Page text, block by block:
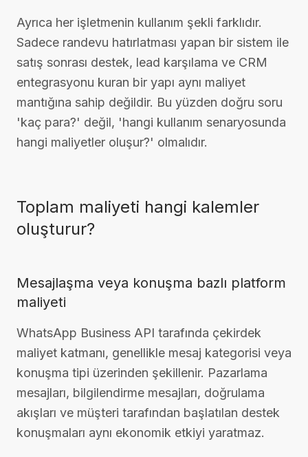
Ayrıca her işletmenin kullanım şekli farklıdır.
Sadece randevu hatırlatması yapan bir sistem ile
satış sonrası destek, lead karşılama ve CRM
entegrasyonu kuran bir yapı aynı maliyet
mantığına sahip değildir. Bu yüzden doğru soru
'kaç para?' değil, 'hangi kullanım senaryosunda
hangi maliyetler oluşur?' olmalıdır.
Toplam maliyeti hangi kalemler
oluşturur?
Mesajlaşma veya konuşma bazlı platform
maliyeti
WhatsApp Business API tarafında çekirdek
maliyet katmanı, genellikle mesaj kategorisi veya
konuşma tipi üzerinden şekillenir. Pazarlama
mesajları, bilgilendirme mesajları, doğrulama
akışları ve müşteri tarafından başlatılan destek
konuşmaları aynı ekonomik etkiyi yaratmaz.